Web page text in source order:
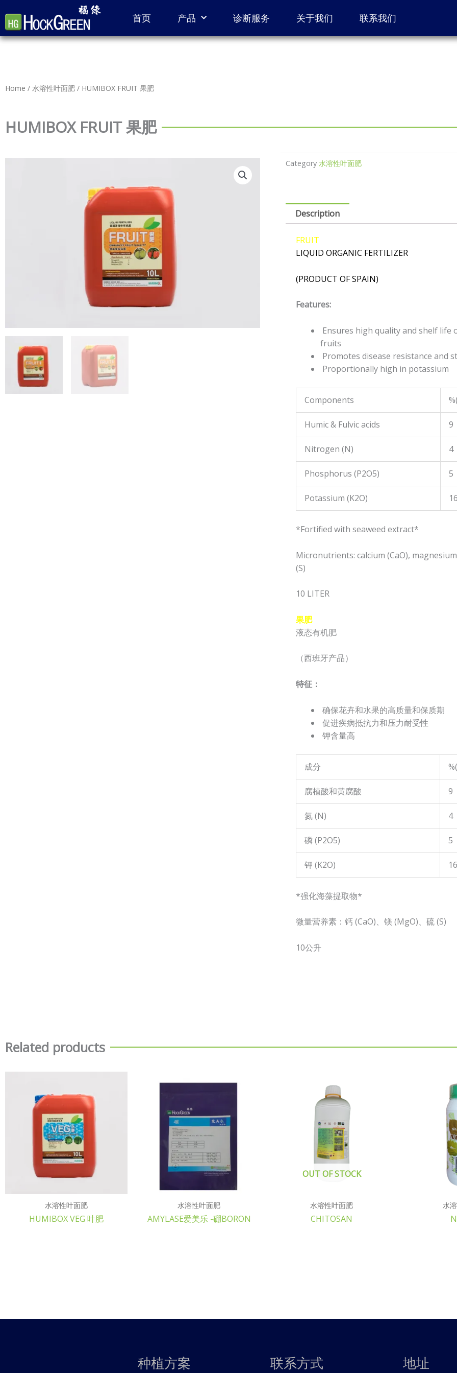
to
content
首页 产品 诊断服务 关于我们 联系我们
Home / 水溶性叶面肥 / HUMIBOX FRUIT 果肥
HUMIBOX FRUIT 果肥
Category 水溶性叶面肥
Description
FRUIT
LIQUID ORGANIC FERTILIZER
(PRODUCT OF SPAIN)
Features:
Ensures high quality and shelf life
fruits
Promotes disease resistance and
Proportionally high in potassium
Components
Humic & Fulvic acids 9
Nitrogen (N) 4
Phosphorus (P2O5) 5
Potassium (K2O) 16
*Fortified with seaweed extract*
Micronutrients: calcium (CaO),
(S)
10 LITER
果肥
液态有机肥
（西班牙产品）
特征：
确保花卉和水果的高质量和保质期
促进疾病抵抗力和压力耐受性
钾含量高
成分
腐植酸和黄腐酸 9
氮 (N) 4
磷 (P2O5) 5
钾 (K2O) 16
*强化海藻提取物*
微量营养素：钙 (CaO)、镁 (MgO)、硫 (S)
10公升
Related products
水溶性叶面肥
HUMIBOX VEG 叶肥
水溶性叶面肥
AMYLASE爱美乐 -硼BORON
OUT OF STOCK
水溶性叶面肥
CHITOSAN
水
种植方案 联系方式 地址